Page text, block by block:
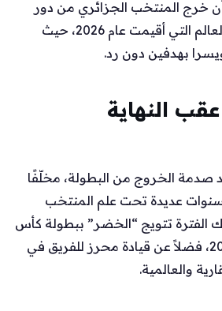
خرج المنتخب الجزائري من دور
الـ32 في بطولة كأس العالم التي أقيمت عام 2026، حيث
بهدفين دون رد.
عقب النهاية
صدمة الخروج من البطولة، مخلّفًا
عديدة تحت علم المنتخب
الفترة تتويج “الخضر” ببطولة كأس
الأمم الأفريقية عام 2019، فضلاً عن قيادة محرز للفريق في
والعالمية.